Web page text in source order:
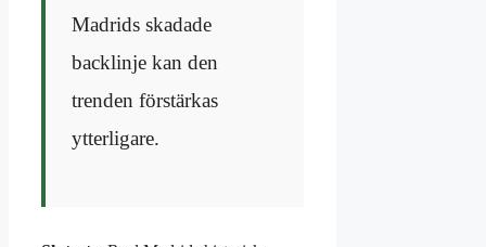
Madrids skadade
backlinje kan den
trenden förstärkas
ytterligare.